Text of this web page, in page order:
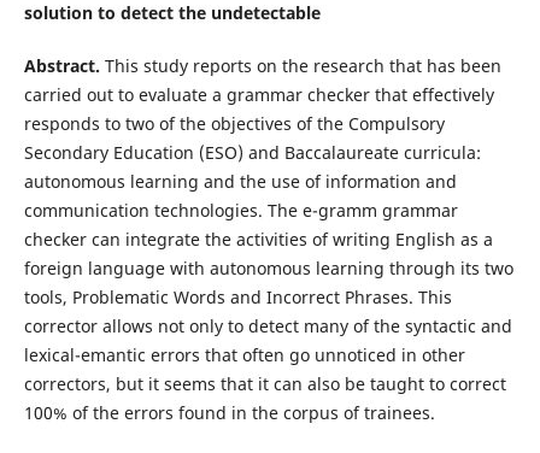
solution to detect the undetectable
Abstract. This study reports on the research that has been
carried out to evaluate a grammar checker that effectively
responds to two of the objectives of the Compulsory
Secondary Education (ESO) and Baccalaureate curricula:
autonomous learning and the use of information and
communication technologies. The e-gramm grammar
checker can integrate the activities of writing English as a
foreign language with autonomous learning through its two
tools, Problematic Words and Incorrect Phrases. This
corrector allows not only to detect many of the syntactic and
lexical-emantic errors that often go unnoticed in other
correctors, but it seems that it can also be taught to correct
100% of the errors found in the corpus of trainees.